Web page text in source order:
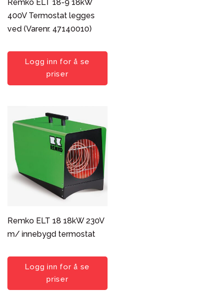
Remko ELT 18-9 18kW
400V Termostat legges
ved (Varenr. 47140010)
Logg inn for å se
priser
Remko ELT 18 18kW 230V
m/ innebygd termostat
Logg inn for å se
priser